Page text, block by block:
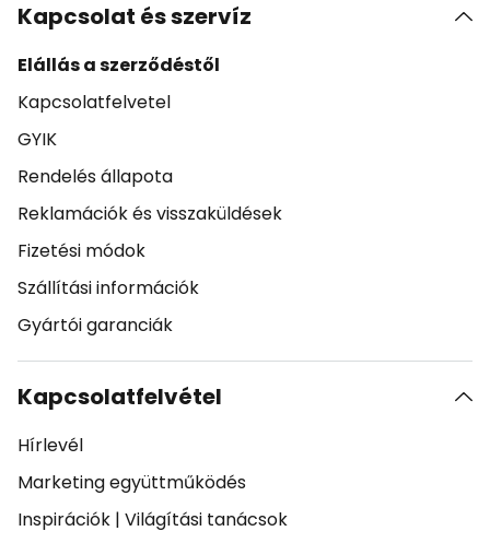
Kapcsolat és szervíz
Elállás a szerződéstől
Kapcsolatfelvetel
GYIK
Rendelés állapota
Reklamációk és visszaküldések
Fizetési módok
Szállítási információk
Gyártói garanciák
Kapcsolatfelvétel
Hírlevél
Marketing együttműködés
Inspirációk | Világítási tanácsok